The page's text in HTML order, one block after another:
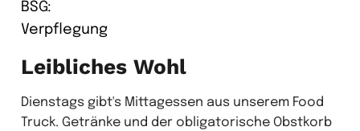
Leibliches Wohl
Dienstags gibt's Mittagessen aus unserem Food
Truck. Getränke und der obligatorische Obstkorb